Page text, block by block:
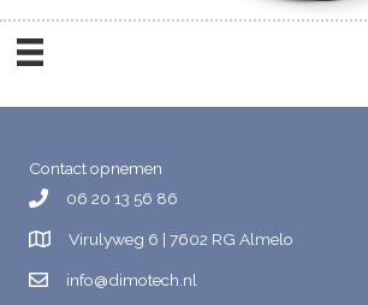
Contact opnemen
06 20 13 56 86
Virulyweg 6 | 7602 RG Almelo
info@dimotech.nl